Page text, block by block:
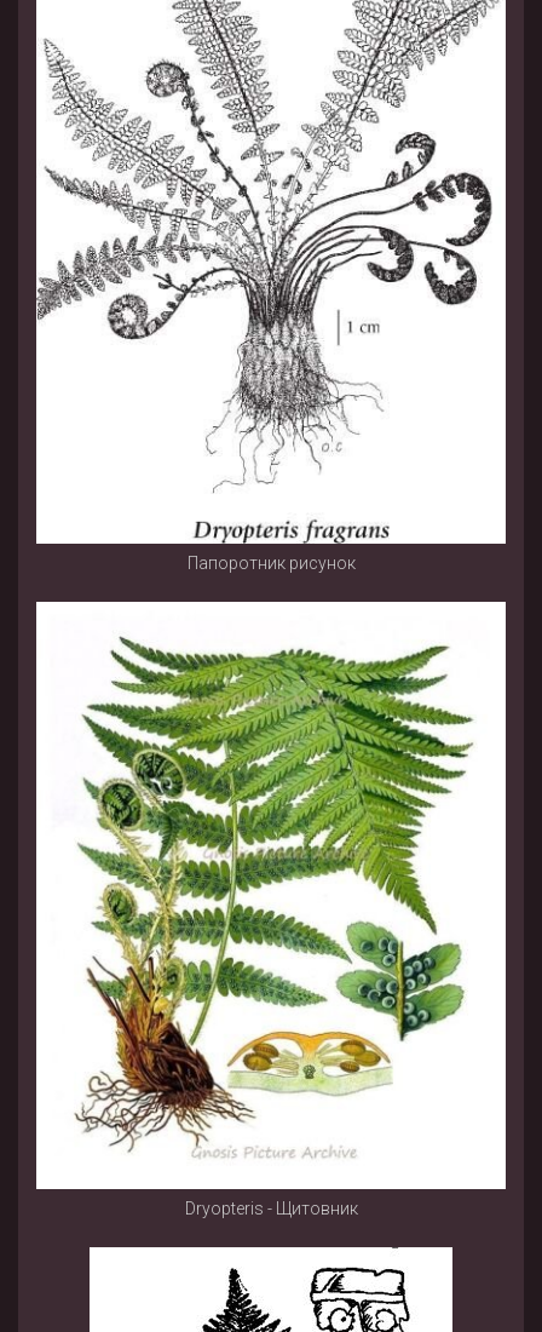
Папоротник рисунок
Dryopteris - Щитовник